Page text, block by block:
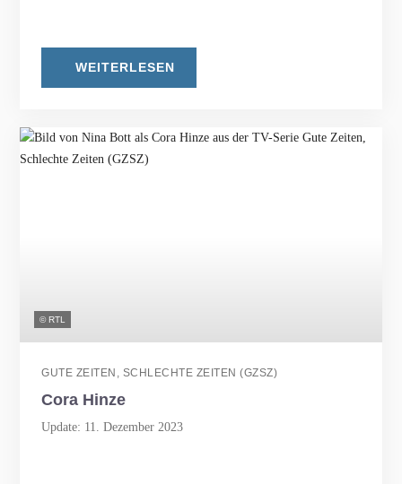
WEITERLESEN
© RTL
GUTE ZEITEN, SCHLECHTE ZEITEN (GZSZ)
Cora Hinze
Update: 11. Dezember 2023